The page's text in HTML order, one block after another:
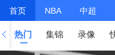
首页 NBA 中超
热门 集锦 录像